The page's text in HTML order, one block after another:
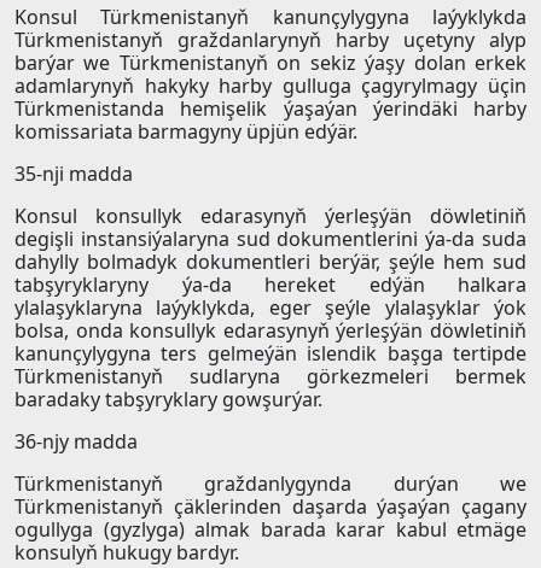
Konsul Türkmenistanyň kanunçylygyna laýyklykda
Türkmenistanyň graždanlarynyň harby uçetyny alyp
barýar we Türkmenistanyň on sekiz ýaşy dolan erkek
adamlarynyň hakyky harby gulluga çagyrylmagy üçin
Türkmenistanda hemişelik ýaşaýan ýerindäki harby
komissariata barmagyny üpjün edýär.
35-nji madda
Konsul konsullyk edarasynyň ýerleşýän döwletiniň
degişli instansiýalaryna sud dokumentlerini ýa-da suda
dahylly bolmadyk dokumentleri berýär, şeýle hem sud
tabşyryklaryny ýa-da hereket edýän halkara
ylalaşyklaryna laýyklykda, eger şeýle ylalaşyklar ýok
bolsa, onda konsullyk edarasynyň ýerleşýän döwletiniň
kanunçylygyna ters gelmeýän islendik başga tertipde
Türkmenistanyň sudlaryna görkezmeleri bermek
baradaky tabşyryklary gowşurýar.
36-njy madda
Türkmenistanyň graždanlygynda durýan we
Türkmenistanyň çäklerinden daşarda ýaşaýan çagany
ogullyga (gyzlyga) almak barada karar kabul etmäge
konsulyň hukugy bardyr.